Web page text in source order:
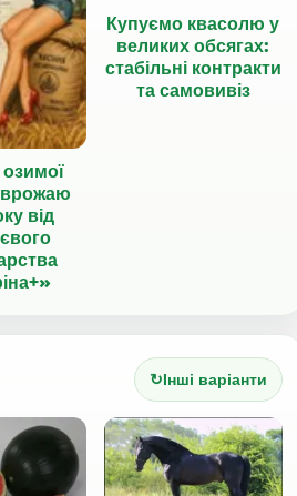
від
Купуємо квасолю у
великих обсягах:
стабільні контракти
та самовивіз
↻Інші варіанти